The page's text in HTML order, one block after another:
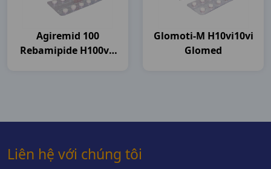
Agiremid 100
Rebamipide H100vn
Glomoti-M H10vi10vi
Glomed
Liên hệ với chúng tôi